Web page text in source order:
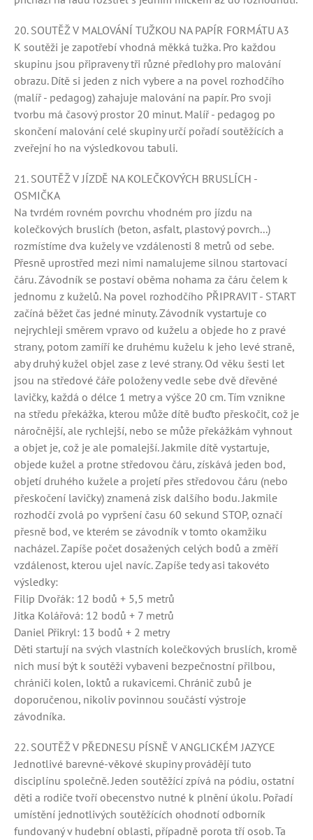
20. SOUTĚŽ V MALOVÁNÍ TUŽKOU NA PAPÍR FORMÁTU A3
K soutěži je zapotřebí vhodná měkká tužka. Pro každou
skupinu jsou připraveny tři různé předlohy pro malování
obrazu. Dítě si jeden z nich vybere a na povel rozhodčího
(malíř - pedagog) zahajuje malování na papír. Pro svoji
tvorbu má časový prostor 20 minut. Malíř - pedagog po
skončení malování celé skupiny určí pořadí soutěžících a
zveřejní ho na výsledkovou tabuli.
21. SOUTĚŽ V JÍZDĚ NA KOLEČKOVÝCH BRUSLÍCH -
OSMIČKA
Na tvrdém rovném povrchu vhodném pro jízdu na
kolečkových bruslích (beton, asfalt, plastový povrch...)
rozmístíme dva kužely ve vzdálenosti 8 metrů od sebe.
Přesně uprostřed mezi nimi namalujeme silnou startovací
čáru. Závodník se postaví oběma nohama za čáru čelem k
jednomu z kuželů. Na povel rozhodčího PŘIPRAVIT - START
začíná běžet čas jedné minuty. Závodník vystartuje co
nejrychleji směrem vpravo od kuželu a objede ho z pravé
strany, potom zamíří ke druhému kuželu k jeho levé straně,
aby druhý kužel objel zase z levé strany. Od věku šesti let
jsou na středové čáře položeny vedle sebe dvě dřevěné
lavičky, každá o délce 1 metry a výšce 20 cm. Tím vznikne
na středu překážka, kterou může dítě buďto přeskočit, což je
náročnější, ale rychlejší, nebo se může překážkám vyhnout
a objet je, což je ale pomalejší. Jakmile dítě vystartuje,
objede kužel a protne středovou čáru, získává jeden bod,
objetí druhého kužele a projetí přes středovou čáru (nebo
přeskočení lavičky) znamená zisk dalšího bodu. Jakmile
rozhodčí zvolá po vypršení času 60 sekund STOP, označí
přesně bod, ve kterém se závodník v tomto okamžiku
nacházel. Zapíše počet dosažených celých bodů a změří
vzdálenost, kterou ujel navíc. Zapíše tedy asi takovéto
výsledky:
Filip Dvořák: 12 bodů + 5,5 metrů
Jitka Kolářová: 12 bodů + 7 metrů
Daniel Přikryl: 13 bodů + 2 metry
Děti startují na svých vlastních kolečkových bruslích, kromě
nich musí být k soutěži vybaveni bezpečnostní přilbou,
chrániči kolen, loktů a rukavicemi. Chránič zubů je
doporučenou, nikoliv povinnou součástí výstroje
závodníka.
22. SOUTĚŽ V PŘEDNESU PÍSNĚ V ANGLICKÉM JAZYCE
Jednotlivé barevné-věkové skupiny provádějí tuto
disciplínu společně. Jeden soutěžící zpívá na pódiu, ostatní
děti a rodiče tvoří obecenstvo nutné k plnění úkolu. Pořadí
umístění jednotlivých soutěžících ohodnotí odborník
fundovaný v hudební oblasti, případně porota tří osob. Ta